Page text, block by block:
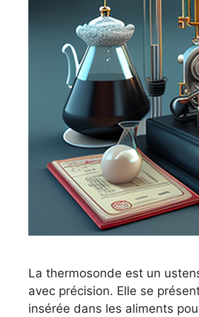
La thermosonde est un
avec précision. Elle se
insérée dans les aliments